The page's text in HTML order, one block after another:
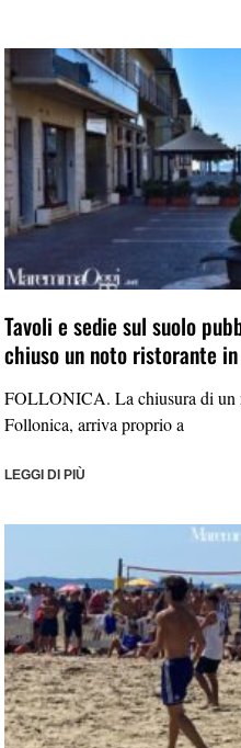
Tavoli e sedie sul suolo
chiuso un noto ristorante
FOLLONICA. La chiusura di un
Follonica, arriva proprio a
LEGGI DI PIÙ